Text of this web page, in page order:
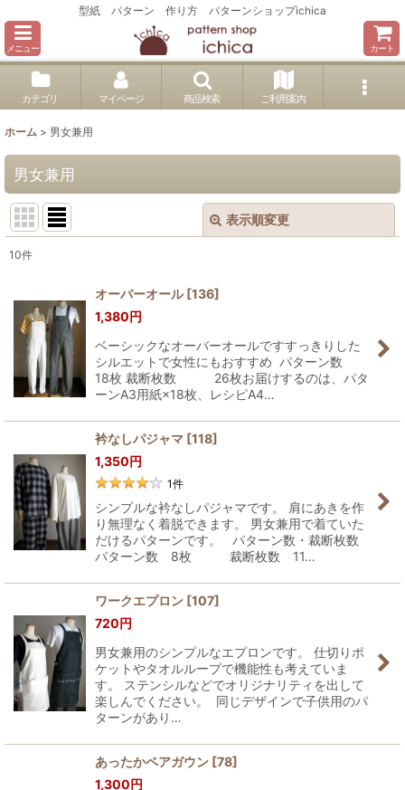
型紙 パターン 作り方 パターンショップichica
メニュー カート
カテゴリ マイページ 商品検索 ご利用案内
ホーム > 男女兼用
男女兼用
表示順変更
並び順:
絞り込む
10件
オーバーオール [136]
1,380円
ベーシックなオーバーオールですすっきりした
シルエットで女性にもおすすめ パターン数
18枚 裁断枚数 26枚お届けするのは、パタ
ーンA3用紙×18枚、レシピA4…
衿なしパジャマ [118]
1,350円
1件
シンプルな衿なしパジャマです。 肩にあきを作
り無理なく着脱できます。 男女兼用で着ていた
だけるパターンです。 パターン数・裁断枚数
パターン数 8枚 裁断枚数 11…
ワークエプロン [107]
720円
男女兼用のシンプルなエプロンです。 仕切りポ
ケットやタオルループで機能性も考えていま
す。 ステンシルなどでオリジナリティを出して
楽しんでください。 同じデザインで子供用のパ
ターンがあり…
あったかペアガウン [78]
1,300円